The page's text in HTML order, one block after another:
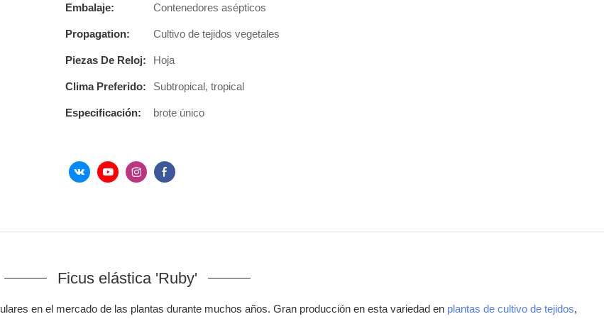
Embalaje: Contenedores asépticos
Propagation: Cultivo de tejidos vegetales
Piezas De Reloj: Hoja
Clima Preferido: Subtropical, tropical
Especificación: brote único
Ficus elástica 'Ruby'
en el mercado de las plantas durante muchos años. Gran producción en esta variedad en plantas de cultivo de tejidos,